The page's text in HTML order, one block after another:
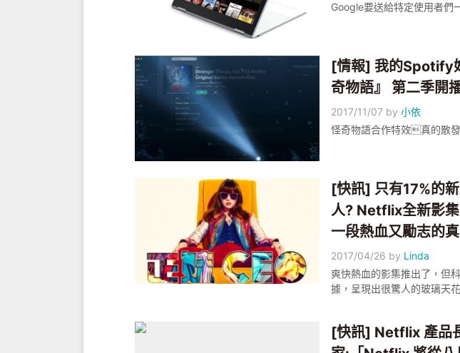
Google要送給特定使用者
[情報] 我的Spotify
奇物語』 第二季開
2017/11/07 by小依
怪奇物語合作特效真的散
[快訊] 只有17%的
人? Netflix全新影
一段熱血又勵志的
2017/04/26 by Linda
爽快熱血的影集推出了，但
據，呈現出很驚人的玻璃天
[快訊] Netflix 產品